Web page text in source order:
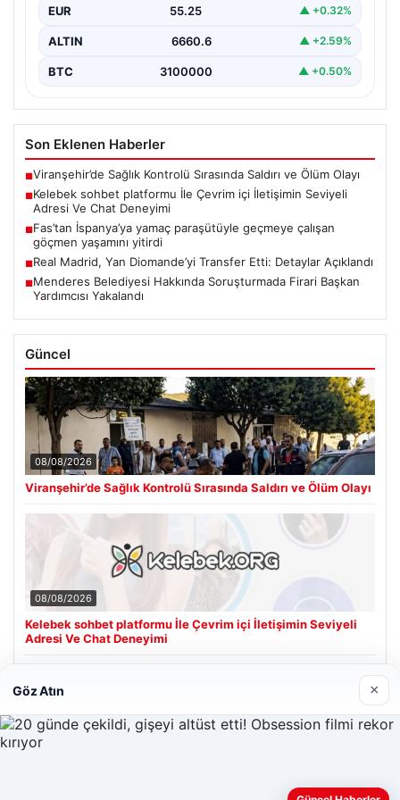
Halen…
EUR 55.25 ▲ +0.32%
ALTIN 6660.6 ▲ +2.59%
BTC 3100000 ▲ +0.50%
Son Eklenen Haberler
■Viranşehir’de Sağlık Kontrolü Sırasında Saldırı ve Ölüm Olayı
■Kelebek sohbet platformu İle Çevrim içi İletişimin Seviyeli
Adresi Ve Chat Deneyimi
■Fas’tan İspanya’ya yamaç paraşütüyle geçmeye çalışan
göçmen yaşamını yitirdi
■Real Madrid, Yan Diomande’yi Transfer Etti: Detaylar Açıklandı
■Menderes Belediyesi Hakkında Soruşturmada Firari Başkan
Yardımcısı Yakalandı
Güncel
08/08/2026
Viranşehir’de Sağlık Kontrolü Sırasında Saldırı ve Ölüm Olayı
08/08/2026
Kelebek sohbet platformu İle Çevrim içi İletişimin Seviyeli
Adresi Ve Chat Deneyimi
Cengiz Sigorta
Göz Atın ×